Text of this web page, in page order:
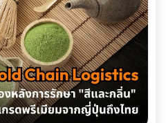
รับธุรกิจ SME หรือองค์กรที่
างยั่งยืน การยอมจ่ายค่าบริการที่
อมเป็นทางเลือกที่ปลอดภัยและ
ะหยัดงบเพียงเล็กน้อย แต่ต้องมา
สินค้าติดท่าเรือในภายหลังอย่าง
ในกรณีของอุปกรณ์ที่ต้องสัมผัส
ยสวนหลอดเลือด (Catheters)
กน้อยที่ปะปนเข้าไปอาจทำให้เกิด
สบขั้นรุนแรงในร่างกายผู้ป่วยได้
งฝุ่นละออง สะเก็ดผิวหนัง หรือ
รอดลงไปในไลน์การผลิตอย่าง
และความชื้น (Temperature &
อุณหภูมิที่เปลี่ยนแปลงตลอดเวลา
รฐาน นี่คือสิ่งที่อาจต้องจ่ายคืนใน
และเวลาสูญเปล่าในไลน์ผลิต
ไหล่ที่ราคาถูกมักจะแลกมากับ
ะหลวม สมมติว่ามีการนำ Stop
กอบ เมื่อถึงขั้นตอนทดสอบแรงดัน
สิ่งที่ตามมาคือโรงงานต้องหยุด